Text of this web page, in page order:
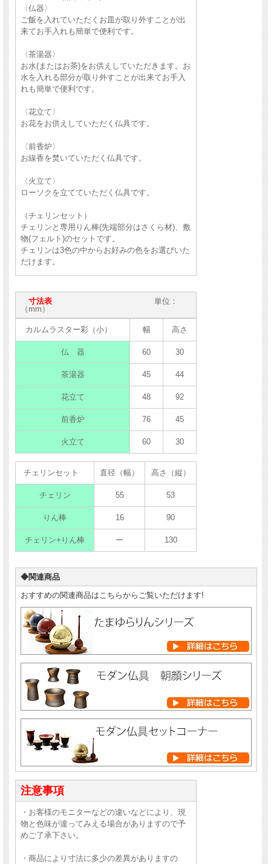
〈仏器〉
ご飯を入れていただくお皿が取り外すことが出
来てお手入れも簡単で便利です。
〈茶湯器〉
お水(またはお茶)をお供えしていただきます。お
水を入れる部分が取り外すことが出来てお手入
れも簡単で便利です。
〈花立て〉
お花をお供えしていただく仏具です。
〈前香炉〉
お線香を焚いていただく仏具です。
〈火立て〉
ローソクを立てていただく仏具です。
（チェリンセット）
チェリンと専用りん棒(先端部分はさくら材)、敷
物(フェルト)のセットです。
チェリンは3色の中からお好みの色をお選びいた
だけます。
寸法表
単位：
（mm）
カルムラスター彩（小） 幅 高さ
仏 器 60 30
茶湯器 45 44
花立て 48 92
前香炉 76 45
火立て 60 30
チェリンセット 直径（幅） 高さ（縦）
チェリン 55 53
りん棒 16 90
チェリン+りん棒 ー 130
◆関連商品
おすすめの関連商品はこちらからご覧いただけます!
注意事項
・お客様のモニターなどの違いなどにより、現
物と色味が違ってみえる場合がありますので予
めご了承下さい。
・商品により寸法に多少の差異がありますの